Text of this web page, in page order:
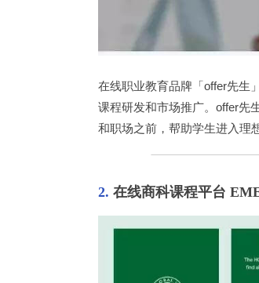
在线职业教育品牌「offer先生
课程研发和市场推广。offer先
和职场之前，帮助学生进入理
2. 在线商科课程平台